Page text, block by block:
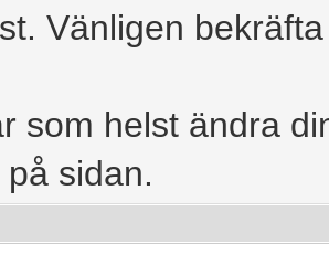
Vänligen
som helst ändra
sidan.